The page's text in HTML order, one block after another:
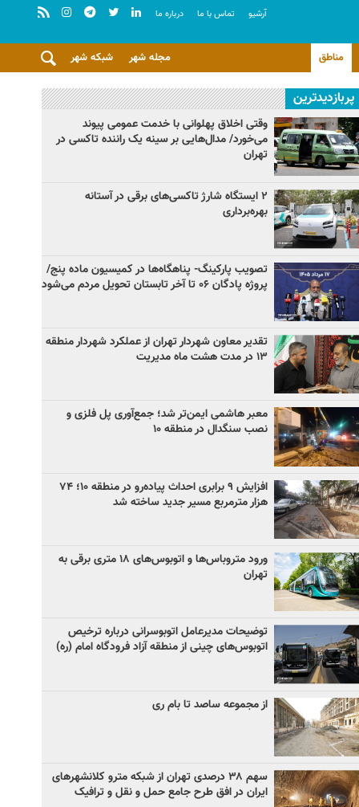
آرشيو تماس با ما درباره ما
مناطق شبکه شهر مجله شهر
پربازدیدترین
وقتی اخلاق پهلوانی با خدمت عمومی پیوند
می‌خورد/ مدال‌هایی بر سینه یک راننده تاکسی در
تهران
۲ ایستگاه شارژ تاکسی‌های برقی در آستانه
بهره‌برداری
تصویب پارکینگ- پناهگاه‌ها در کمیسیون ماده پنج/
پروژه پادگان ۰۶ تا آخر تابستان تحویل مردم می‌شود
تقدیر معاون شهردار تهران از عملکرد شهردار منطقه
۱۳ در مدت هشت ماه مدیریت
معبر هاشمی ایمن‌تر شد؛ جمع‌آوری پل فلزی و
نصب سنگدال در منطقه ۱۰
افزایش ۹ برابری احداث پیاده‌رو در منطقه ۱۰؛ ۷۴
هزار مترمربع مسیر جدید ساخته شد
ورود متروباس‌ها و اتوبوس‌های ۱۸ متری برقی به
تهران
توضیحات مدیرعامل اتوبوسرانی درباره ترخیص
اتوبوس‌های چینی از منطقه آزاد فرودگاه امام (ره)
از مجموعه ساصد تا بام ری
سهم ۳۸ درصدی تهران از شبکه مترو کلانشهرهای
ایران در افق طرح جامع حمل و نقل و ترافیک